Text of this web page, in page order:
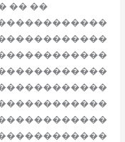
�� ��